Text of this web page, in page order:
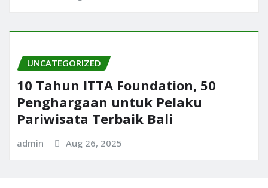
UNCATEGORIZED
10 Tahun ITTA Foundation, 50
Penghargaan untuk Pelaku
Pariwisata Terbaik Bali
admin Aug 26, 2025